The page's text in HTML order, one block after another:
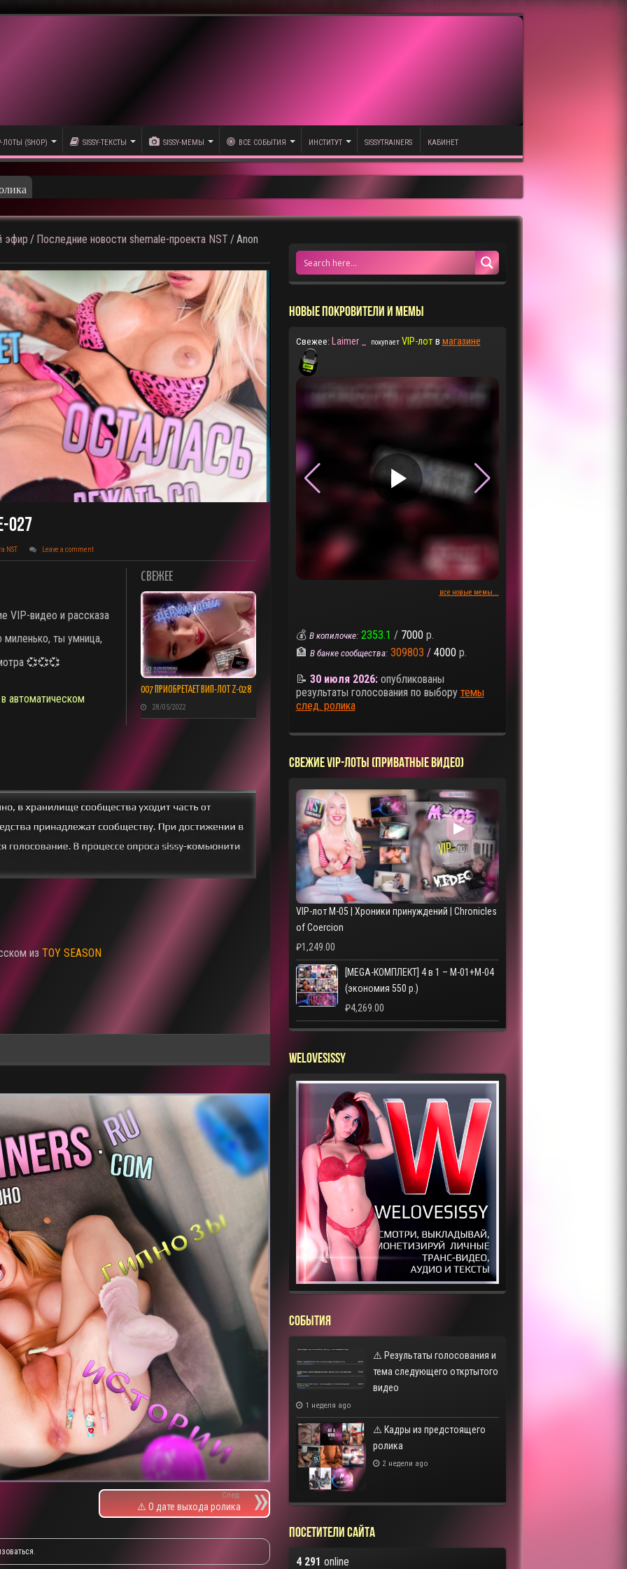
ЛОТЫ (SHOP) SISSY-ТЕКСТЫ SISSY-МЕМЫ ВСЕ СОБЫТИЯ ИНСТИТУТ SISSYTRAINERS КАБИНЕТ
эфир / Последние новости shemale-проекта NST /Anon
027
NST Leave a comment
СВЕЖЕЕ
007 ПРИОБРЕТАЕТ ВИП-ЛОТ Z-028
28/05/2022
VIP-видео и рассказа
ты умница,
💞💞💞
в автоматическом
из TOY SEASON
След.
⚠️ О дате выхода ролика
.
НОВЫЕ ПОКРОВИТЕЛИ И МЕМЫ
Свежее: Laimer _ покупает VIP-лотв магазине
▶
все новые мемы...
💰 В копилочке: 2353.1 / 7000 р.
🏦 В банке сообщества: 309803 / 4000 р.
📝 30 июля 2026:опубликованы
результаты голосования по выбору темы
след. ролика
СВЕЖИЕ VIP-ЛОТЫ (ПРИВАТНЫЕ ВИДЕО)
▶
VIP-лот M-05 | Хроники принуждений | Chronicles
of Coercion
₽1,249.00
[MEGA-КОМПЛЕКТ] 4 в 1 – M-01+M-04
(экономия 550 р.)
₽4,269.00
WELOVESISSY
СОБЫТИЯ
⚠️ Результаты голосования и
тема следующего откртытого
видео
1 неделя ago
⚠️ Кадры из предстоящего
ролика
2 недели ago
Посетители сайта
4 291 online